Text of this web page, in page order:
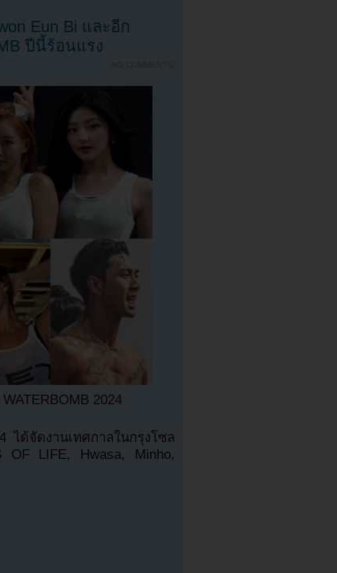
Eun Bi และอีก
ปีนี้ร้อนแรง
NO COMMENTS
2024
ได้จัดงานเทศกาลในกรุงโซล
OF LIFE, Hwasa, Minho,